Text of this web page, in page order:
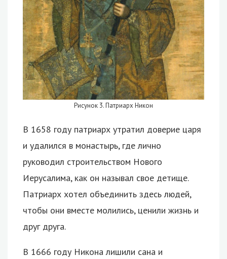
Рисунок 3. Патриарх Никон
В 1658 году патриарх утратил доверие царя
и удалился в монастырь, где лично
руководил строительством Нового
Иерусалима, как он называл свое детище.
Патриарх хотел объединить здесь людей,
чтобы они вместе молились, ценили жизнь и
друг друга.
В 1666 году Никона лишили сана и